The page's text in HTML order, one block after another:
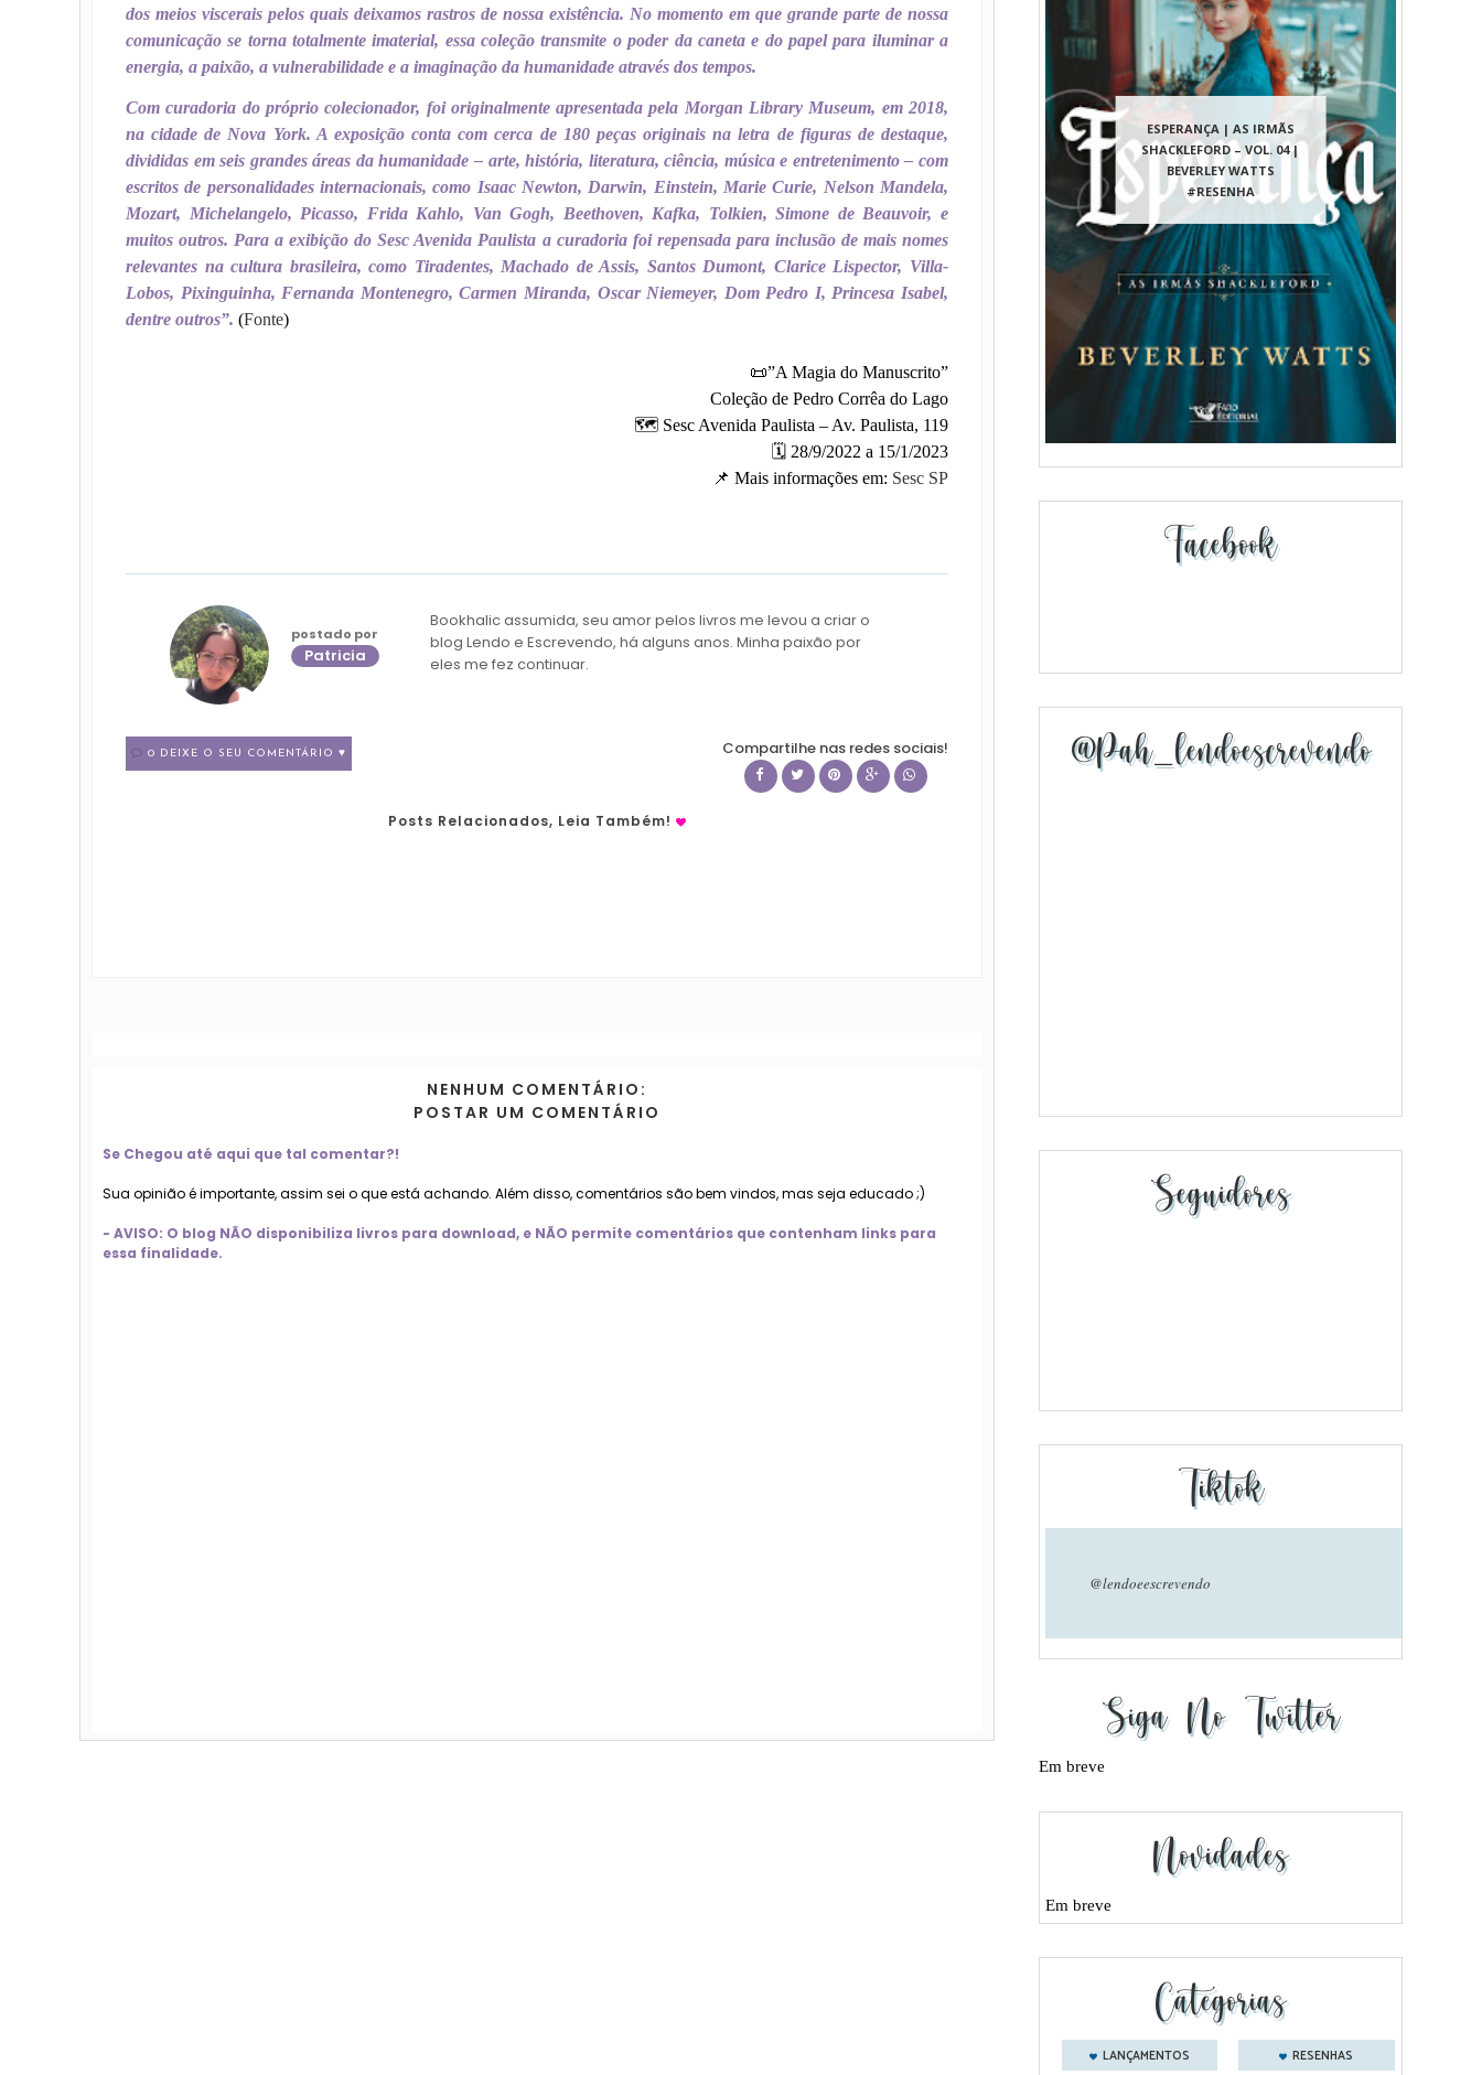
dos meios viscerais pelos quais deixamos rastros de nossa existência. No momento em que grande parte de nossa
comunicação se torna totalmente imaterial, essa coleção transmite o poder da caneta e do papel para iluminar a
energia, a paixão, a vulnerabilidade e a imaginação da humanidade através dos tempos.
Com curadoria do próprio colecionador, foi originalmente apresentada pela Morgan Library Museum, em 2018,
na cidade de Nova York. A exposição conta com cerca de 180 peças originais na letra de figuras de destaque,
divididas em seis grandes áreas da humanidade – arte, história, literatura, ciência, música e entretenimento – com
escritos de personalidades internacionais, como Isaac Newton, Darwin, Einstein, Marie Curie, Nelson Mandela,
Mozart, Michelangelo, Picasso, Frida Kahlo, Van Gogh, Beethoven, Kafka, Tolkien, Simone de Beauvoir, e
muitos outros. Para a exibição do Sesc Avenida Paulista a curadoria foi repensada para inclusão de mais nomes
relevantes na cultura brasileira, como Tiradentes, Machado de Assis, Santos Dumont, Clarice Lispector, Villa-
Lobos, Pixinguinha, Fernanda Montenegro, Carmen Miranda, Oscar Niemeyer, Dom Pedro I, Princesa Isabel,
dentre outros”. (Fonte)
📜”A Magia do Manuscrito”
Coleção de Pedro Corrêa do Lago
🗺 Sesc Avenida Paulista – Av. Paulista, 119
🗓 28/9/2022 a 15/1/2023
📌 Mais informações em: Sesc SP
postado por
Patricia
Bookhalic assumida, seu amor pelos livros me levou a criar o
blog Lendo e Escrevendo, há alguns anos. Minha paixão por
eles me fez continuar.
0 DEIXE O SEU COMENTÁRIO ♥ Compartilhe nas redes sociais!
Posts Relacionados, Leia Também!
NENHUM COMENTÁRIO:
POSTAR UM COMENTÁRIO
Se Chegou até aqui que tal comentar?!
Sua opinião é importante, assim sei o que está achando. Além disso, comentários são bem vindos, mas seja educado ;)
- AVISO: O blog NÃO disponibiliza livros para download, e NÃO permite comentários que contenham links para
essa finalidade.
ESPERANÇA | AS IRMÃS
SHACKLEFORD – VOL. 04 |
BEVERLEY WATTS
#RESENHA
Facebook
@pah_lendoescrevendo
Seguidores
Tiktok
@lendoeescrevendo
Siga No Twitter
Em breve
Novidades
Em breve
Categorias
LANÇAMENTOS RESENHAS